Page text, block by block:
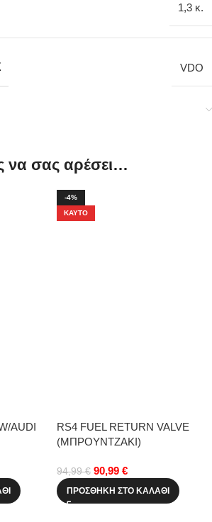
1,3 κ.
VDO
να σας αρέσει…
AUDI
-4%
ΚΑΥΤΌ
RS4 FUEL RETURN VALVE
(ΜΠΡΟΥΝΤΖΑΚΙ)
94,99€ 90,99 €
ΠΡΟΣΘΉΚΗ ΣΤΟ ΚΑΛΆΘΙ